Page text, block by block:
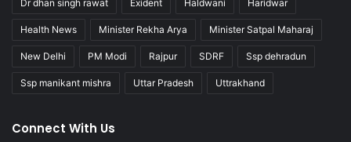
Dr dhan singh rawat Exident Haldwani Haridwar
Health News Minister Rekha Arya Minister Satpal Maharaj
New Delhi PM Modi Rajpur SDRF Ssp dehradun
Ssp manikant mishra Uttar Pradesh Uttrakhand
Connect With Us